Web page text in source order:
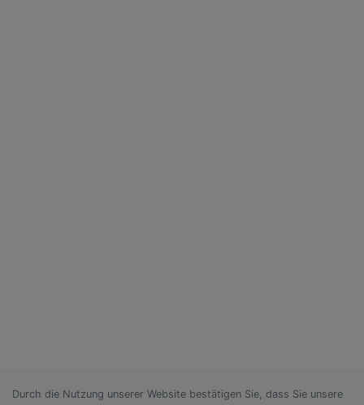
Durch die Nutzung unserer Website bestätigen Sie, dass Sie unsere